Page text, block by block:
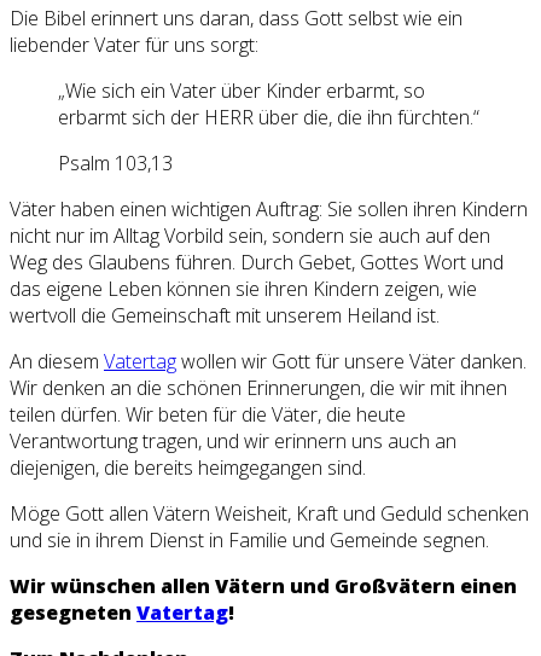
Die Bibel erinnert uns daran, dass Gott selbst wie ein
liebender Vater für uns sorgt:
„Wie sich ein Vater über Kinder erbarmt, so
erbarmt sich der HERR über die, die ihn fürchten.“
Psalm 103,13
Väter haben einen wichtigen Auftrag: Sie sollen ihren Kindern
nicht nur im Alltag Vorbild sein, sondern sie auch auf den
Weg des Glaubens führen. Durch Gebet, Gottes Wort und
das eigene Leben können sie ihren Kindern zeigen, wie
wertvoll die Gemeinschaft mit unserem Heiland ist.
An diesem Vatertagwollen wir Gott für unsere Väter danken.
Wir denken an die schönen Erinnerungen, die wir mit ihnen
teilen dürfen. Wir beten für die Väter, die heute
Verantwortung tragen, und wir erinnern uns auch an
diejenigen, die bereits heimgegangen sind.
Möge Gott allen Vätern Weisheit, Kraft und Geduld schenken
und sie in ihrem Dienst in Familie und Gemeinde segnen.
Wir wünschen allen Vätern und Großvätern einen
gesegneten Vatertag!